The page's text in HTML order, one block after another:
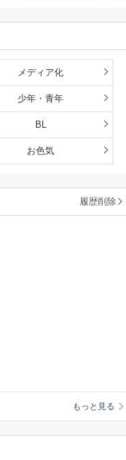
メディア化
少年・青年
BL
お色気
履歴削除
もっと見る